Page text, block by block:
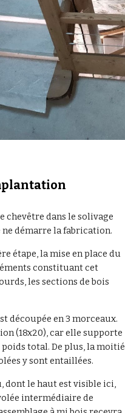
chevêtre dans le solivage
ne démarre la fabrication.
étape, la mise en place du
constituant cet
les sections de bois
découpée en 3 morceaux.
(18x20), car elle supporte
total. De plus, la moitié
y sont entaillées.
dont le haut est visible ici,
intermédiaire de